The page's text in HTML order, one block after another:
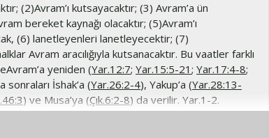
(2)Avram’ı kutsayacaktır; (3) Avram’a ün
bereket kaynağı olacaktır; (5)Avram’ı
(6) lanetleyenleri lanetleyecektir; (7)
Avram aracılığıyla kutsanacaktır. Bu vaatler farklı
yeniden (Yar.12:7; Yar.15:5-21 ; Yar.17:4-8;
sonraları İshak’a (Yar.26:2-4), Yakup’a (Yar.28:13-
) ve Musa’ya (Çık.6:2-8) da verilir. Yar.1-2.
yönelik soy, toprak ve kutsama vaatleri,